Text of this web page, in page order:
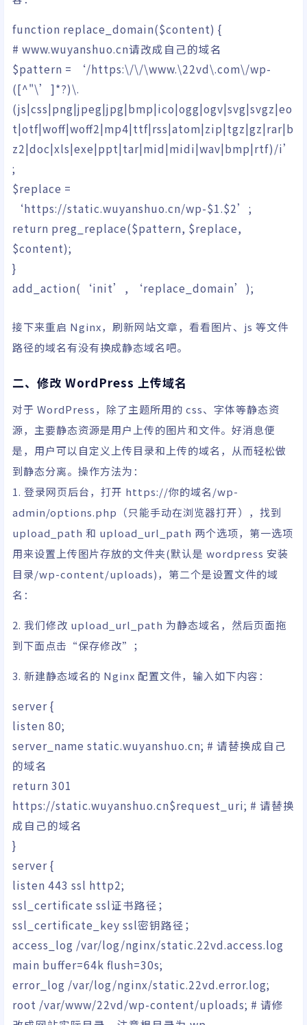
function replace_domain($content) {
# www.wuyanshuo.cn请改成自己的域名
$pattern =
‘/https:\/\/\www.\22vd\.com\/wp-
([^"\’]*?)\.
(js|css|png|jpeg|jpg|bmp|ico|ogg|ogv|svg|svgz|eo
t|otf|woff|woff2|mp4|ttf|rss|atom|zip|tgz|gz|rar|b
z2|doc|xls|exe|ppt|tar|mid|midi|wav|bmp|rtf)/i’
;
$replace =
‘https://static.wuyanshuo.cn/wp-$1.$2’ ;
return preg_replace($pattern, $replace,
$content);
}
add_action( ‘init’ , ‘replace_domain’ );
接下来重启 Nginx，刷新网站文章，看看图片、js 等文件
路径的域名有没有换成静态域名吧。
二、修改 WordPress 上传域名
对于 WordPress，除了主题所用的 css、字体等静态资
源，主要静态资源是用户上传的图片和文件。好消息便
是，用户可以自定义上传目录和上传的域名，从而轻松做
到静态分离。操作方法为：
1. 登录网页后台，打开 https://你的域名/wp-
admin/options.php（只能手动在浏览器打开），找到
upload_path 和 upload_url_path 两个选项，第一选项
用来设置上传图片存放的文件夹(默认是 wordpress 安装
目录/wp-content/uploads)，第二个是设置文件的域
名：
2. 我们修改 upload_url_path 为静态域名，然后页面拖
到下面点击“保存修改”；
3. 新建静态域名的 Nginx 配置文件，输入如下内容：
server{
listen 80;
server_name static.wuyanshuo.cn; # 请替换成自己
的域名
return 301
https://static.wuyanshuo.cn$request_uri; # 请替换
成自己的域名
}
server{
listen 443 ssl http2;
ssl_certificate ssl证书路径；
ssl_certificate_key ssl密钥路径；
access_log /var/log/nginx/static.22vd.access.log
main buffer=64k flush=30s;
error_log /var/log/nginx/static.22vd.error.log;
root /var/www/22vd/wp-content/uploads; # 请修